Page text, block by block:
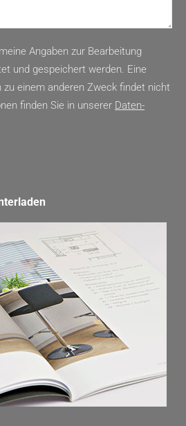
Angaben zur Bearbeitung
und gespeichert werden. Eine
zu einem anderen Zweck findet nicht
finden Sie in unserer Daten­